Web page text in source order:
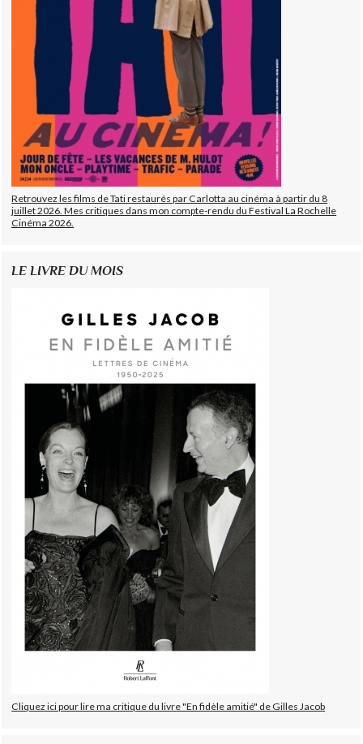
Retrouvez les films de Tati restaurés par Carlotta au cinéma à partir du 8
juillet 2026. Mes critiques dans mon compte-rendu du Festival La Rochelle
Cinéma 2026.
LE LIVRE DU MOIS
Cliquez ici pour lire ma critique du livre "En fidèle amitié" de Gilles Jacob